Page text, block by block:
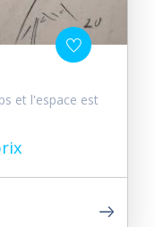
et l'espace est